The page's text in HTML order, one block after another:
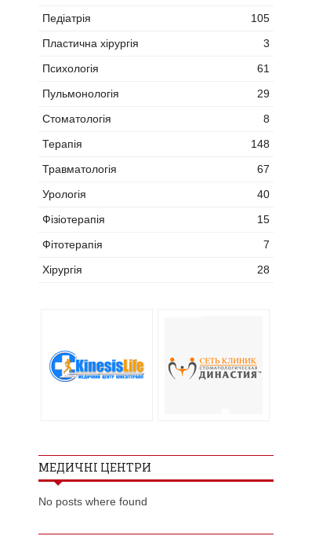
Педіатрія
105
Пластична хірургія
3
Психологія
61
Пульмонологія
29
Стоматологія
8
Терапія
148
Травматологія
67
Урологія
40
Фізіотерапія
15
Фітотерапія
7
Хірургія
28
МЕДИЧНІ ЦЕНТРИ
No posts where found